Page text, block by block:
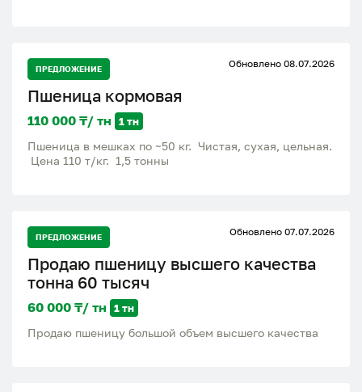
ПРЕДЛОЖЕНИЕ Обновлено 08.07.2026
Пшеница кормовая
110 000 ₸/ тн 1 тн
Пшеница в мешках по ~50 кг. Чистая, сухая, цельная.
Цена 110 т/кг. 1,5 тонны
ПРЕДЛОЖЕНИЕ Обновлено 07.07.2026
Продаю пшеницу высшего качества
тонна 60 тысяч
60 000 ₸/ тн 1 тн
Продаю пшеницу большой объем высшего качества